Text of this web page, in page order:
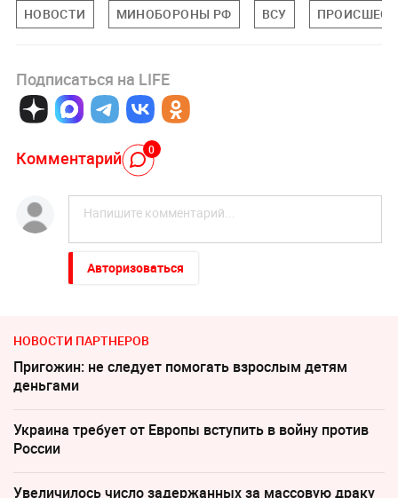
НОВОСТИ МИНОБОРОНЫ РФ ВСУ
Подписаться на LIFE
Комментарий 0
Авторизоваться
НОВОСТИ ПАРТНЕРОВ
Пригожин: не следует помогать взрослым детям
деньгами
Украина требует от Европы вступить в войну против
России
Увеличилось число задержанных за массовую драку